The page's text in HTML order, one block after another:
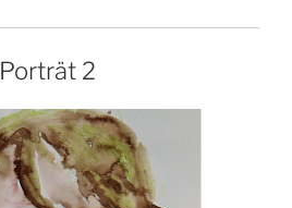
Porträt 2